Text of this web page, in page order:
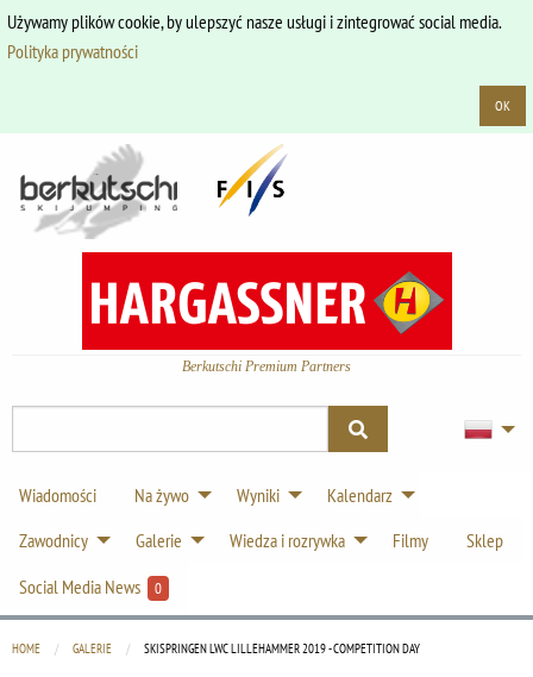
Używamy plików cookie, by ulepszyć nasze usługi i zintegrować social media.
Polityka prywatności
OK
Berkutschi Premium Partners
Wiadomości Na żywo Wyniki
Kalendarz
Zawodnicy
Galerie Wiedza i rozrywka Filmy
Sklep
Social Media News
0
HOME GALERIE CURRENT:
SKISPRINGEN LWC LILLEHAMMER 2019 - COMPETITION DAY